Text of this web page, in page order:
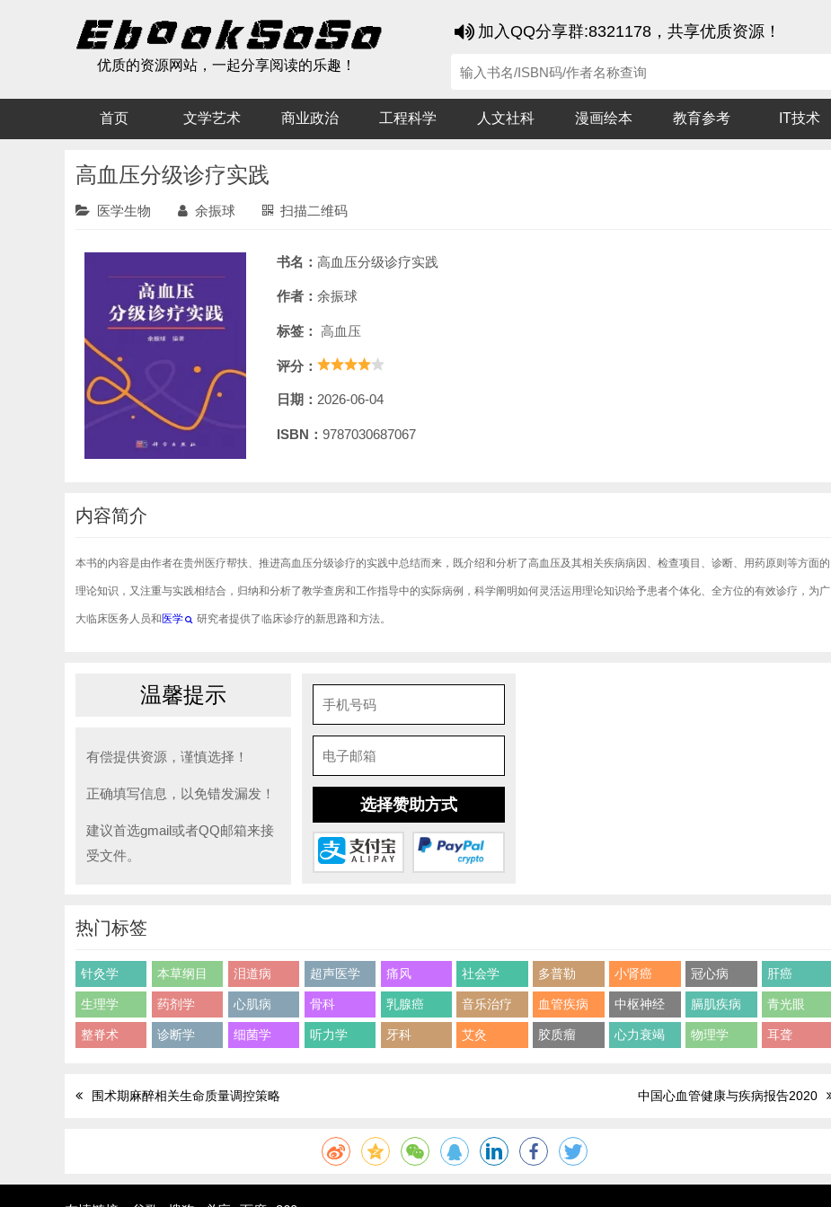
优质的资源网站，一起分享阅读的乐趣！
加入QQ分享群:8321178，共享优质资源！
首页 文学艺术 商业政治 工程科学 人文社科 漫画绘本 教育参考 IT技术
高血压分级诊疗实践
医学生物 余振球 扫描二维码
书名： 高血压分级诊疗实践
作者： 余振球
标签： 高血压
评分：
日期： 2026-06-04
ISBN： 9787030687067
内容简介
本书的内容是由作者在贵州医疗帮扶、推进高血压分级诊疗的实践中总结而来，既介绍和分析了高血压及其相关疾病病因、检查项目、诊断、用药原则等方面的
理论知识，又注重与实践相结合，归纳和分析了教学查房和工作指导中的实际病例，科学阐明如何灵活运用理论知识给予患者个体化、全方位的有效诊疗，为广
大临床医务人员和 医学 研究者提供了临床诊疗的新思路和方法。
温馨提示
有偿提供资源，谨慎选择！
正确填写信息，以免错发漏发！
建议首选gmail或者QQ邮箱来接
受文件。
选择赞助方式
热门标签
针灸学 本草纲目 泪道病 超声医学 痛风 社会学 多普勒 小肾癌 冠心病 肝癌
生理学 药剂学 心肌病 骨科 乳腺癌 音乐治疗 血管疾病 中枢神经 膈肌疾病 青光眼
整脊术 诊断学 细菌学 听力学 牙科 艾灸 胶质瘤 心力衰竭 物理学 耳聋
围术期麻醉相关生命质量调控策略 中国心血管健康与疾病报告2020